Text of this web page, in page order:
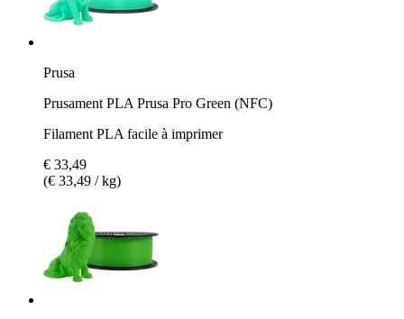
Prusa
Prusament PLA Prusa Pro Green (NFC)
Filament PLA facile à imprimer
€ 33,49
(€ 33,49 / kg)